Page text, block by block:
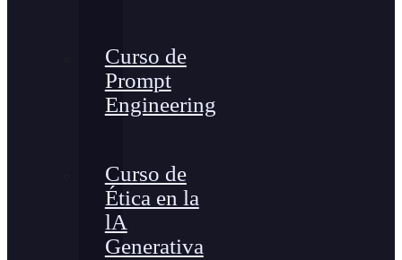
Curso de
Prompt
Engineering
Curso de
Ética en la
lA
Generativa